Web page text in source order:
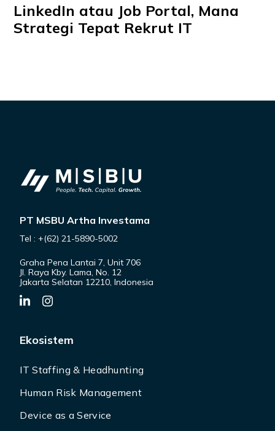
LinkedIn atau Job Portal, Mana
Strategi Tepat Rekrut IT
PT MSBU Artha Investama
Tel : +(62) 21-5890-5002
Graha Pena Lantai 7, Unit 706
Jl. Raya Kby. Lama, No. 12
Jakarta Selatan 12210, Indonesia
Ekosistem
IT Staffing & Headhunting
Human Risk Management
Device as a Service